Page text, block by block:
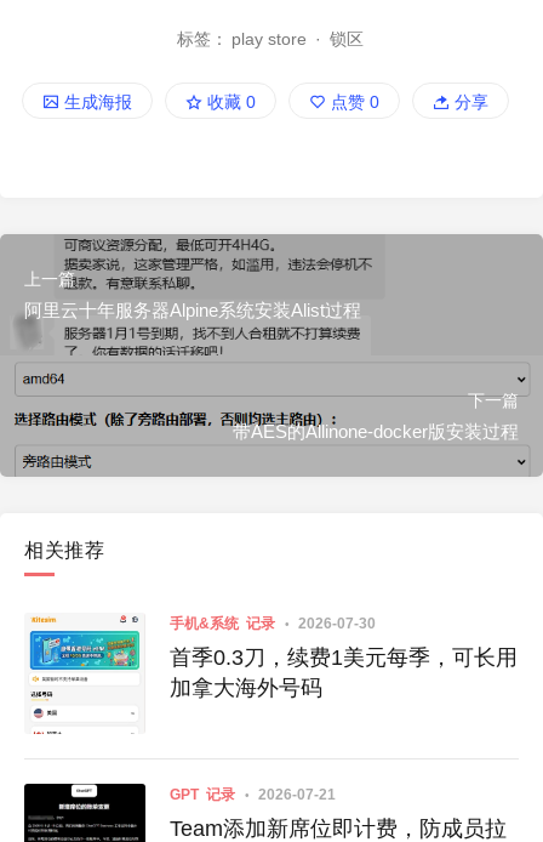
标签： play store · 锁区
生成海报 收藏 0 点赞 0 分享
上一篇
阿里云十年服务器Alpine系统安装Alist过程
下一篇
带AES的Allinone-docker版安装过程
相关推荐
手机&系统 记录 2026-07-30
首季0.3刀，续费1美元每季，可长用
加拿大海外号码
GPT 记录 2026-07-21
Team添加新席位即计费，防成员拉